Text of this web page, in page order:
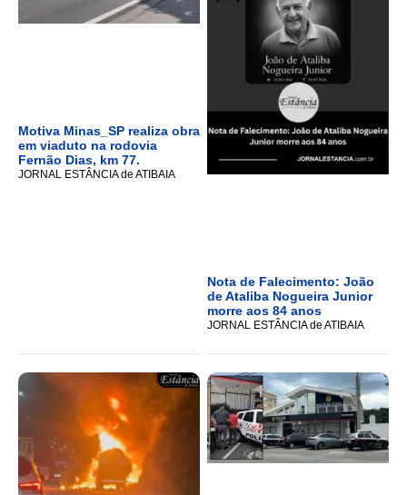
Motiva Minas_SP realiza obra
em viaduto na rodovia
Fernão Dias, km 77.
JORNAL ESTÂNCIA de ATIBAIA
Nota de Falecimento: João
de Ataliba Nogueira Junior
morre aos 84 anos
JORNAL ESTÂNCIA de ATIBAIA